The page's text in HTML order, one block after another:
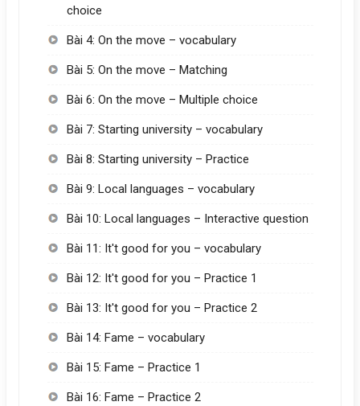
choice
Bài 4: On the move – vocabulary
Bài 5: On the move – Matching
Bài 6: On the move – Multiple choice
Bài 7: Starting university – vocabulary
Bài 8: Starting university – Practice
Bài 9: Local languages – vocabulary
Bài 10: Local languages – Interactive question
Bài 11: It't good for you – vocabulary
Bài 12: It't good for you – Practice 1
Bài 13: It't good for you – Practice 2
Bài 14: Fame – vocabulary
Bài 15: Fame – Practice 1
Bài 16: Fame – Practice 2